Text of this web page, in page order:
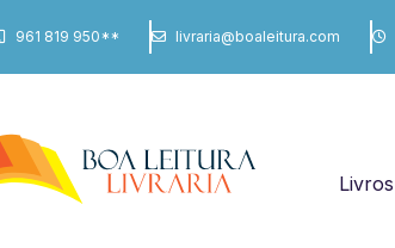
961 819 950** livraria@boaleitura.com
Livros